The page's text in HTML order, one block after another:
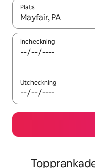
Plats
När resultaten är
Incheckning
Utcheckning